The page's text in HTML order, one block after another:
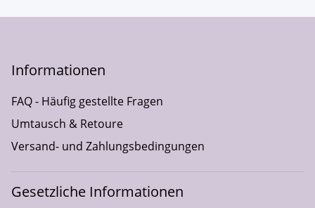
Informationen
FAQ - Häufig gestellte Fragen
Umtausch & Retoure
Versand- und Zahlungsbedingungen
Gesetzliche Informationen